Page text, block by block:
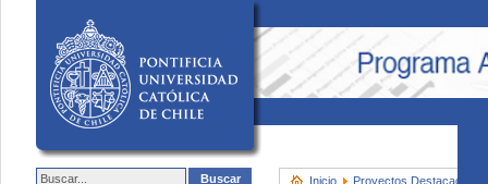
Inicio Proyectos Destacados